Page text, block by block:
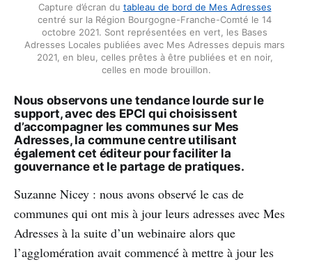
Capture d’écran du tableau de bord de Mes Adresses
centré sur la Région Bourgogne-Franche-Comté le 14
octobre 2021. Sont représentées en vert, les Bases
Adresses Locales publiées avec Mes Adresses depuis mars
2021, en bleu, celles prêtes à être publiées et en noir,
celles en mode brouillon.
Nous observons une tendance lourde sur le
support, avec des EPCI qui choisissent
d’accompagner les communes sur Mes
Adresses, la commune centre utilisant
également cet éditeur pour faciliter la
gouvernance et le partage de pratiques.
Suzanne Nicey : nous avons observé le cas de
communes qui ont mis à jour leurs adresses avec Mes
Adresses à la suite d’un webinaire alors que
l’agglomération avait commencé à mettre à jour les